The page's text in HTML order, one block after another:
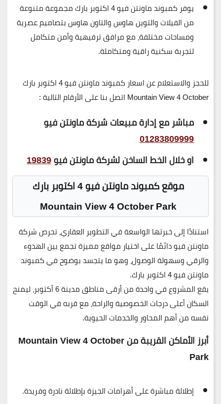
يوفر كمبوند ماونتن فيو 4 اكتوبر بارك
مجموعة متنوعة
من الفيلات والتوين هاوس والتاون هاوس بتصاميم عصرية
ومساحات مختلفة، مع مرافق ترفيهية وأمن متكامل
لتجربة سكنية راقية ومتكاملة.
للحجز والاستعلام عن اسعار كمبوند ماونتن فيو 4 اكتوبر بارك
Mountain View 4 October اتصل بنا على الأرقام التالية :
مباشر مع إدارة مبيعات شركة ماونتن فيو
01283809999
او خلال الخط الساخن لشركة ماونتن فيو19839
موقع كمبوند ماونتن فيو 4 اكتوبر بارك
Mountain View 4 October Park
استنادًا إلى خبرتها الواسعة في التطوير العقاري، تحرص شركة
ماونتن فيو دائمًا على اختيار مواقع مميزة تجمع بين الهدوء
والرقي وسهولة الوصول، وهو ما يتجسد بوضوح فيكمبوند
ماونتن فيو 4 اكتوبر بارك
.
يقع المشروع في واحدة من أرقى مناطقمدينة 6 أكتوبر
، ليمنح
السكان أعلى درجات الخصوصية والراحة، مع قربه في الوقت
نفسه من أهم المحاور والخدمات الحيوية.
أبرز الأماكن القريبة من Mountain View 4 October
Park
إطلالة مباشرة علىأهرامات الجيزةبإطلالة نادرة وفريدة.